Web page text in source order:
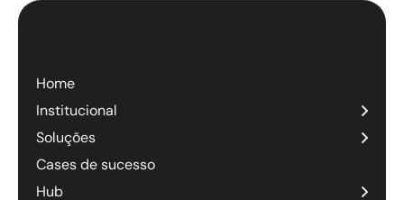
Home
Institucional
Soluções
Cases de sucesso
Hub